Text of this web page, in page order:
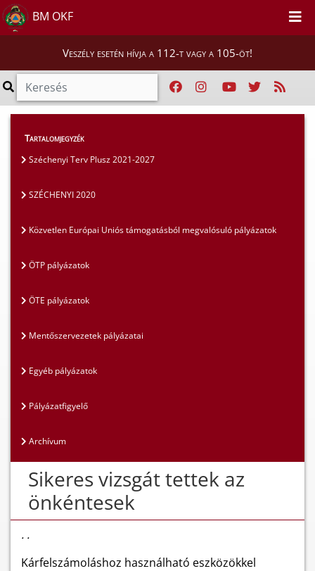
BM OKF
Veszély esetén hívja a 112-t vagy a 105-öt!
Szakmai tájékoztatók
SZÉCHENYI 2020
Tartalomjegyzék
Széchenyi Terv Plusz 2021-2027
SZÉCHENYI 2020
Közvetlen Európai Uniós támogatásból megvalósuló pályázatok
ÖTP pályázatok
ÖTE pályázatok
Mentőszervezetek pályázatai
Egyéb pályázatok
Pályázatfigyelő
Archívum
Sikeres vizsgát tettek az
önkéntesek
. .
Kárfelszámoláshoz használható eszközökkel